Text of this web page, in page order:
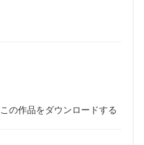
この作品をダウンロードする